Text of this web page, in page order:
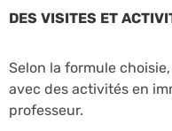
DES VISITES ET
Selon la formule
avec des activités en
professeur.